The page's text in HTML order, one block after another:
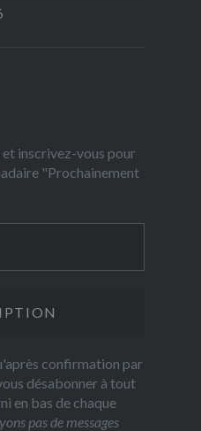
inscrivez-vous pour
"Prochainement
confirmation par
désabonner à tout
en bas de chaque
pas de messages